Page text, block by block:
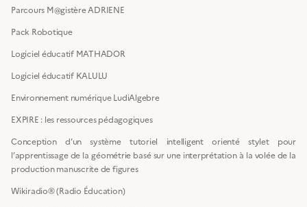
Parcours M@gistère ADRIENE
Pack Robotique
Logiciel éducatif MATHADOR
Logiciel éducatif KALULU
Environnement numérique LudiAlgebre
EXPIRE : les ressources pédagogiques
Conception d’un système tutoriel intelligent orienté stylet pour
l’apprentissage de la géométrie basé sur une interprétation à la volée de la
production manuscrite de figures
Wikiradio® (Radio Éducation)